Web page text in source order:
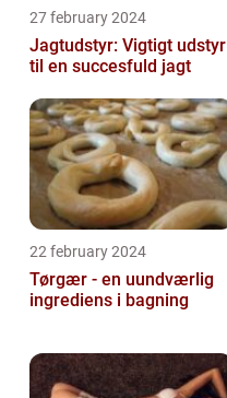
27 february 2024
Jagtudstyr: Vigtigt udstyr
til en succesfuld jagt
22 february 2024
Tørgær - en uundværlig
ingrediens i bagning